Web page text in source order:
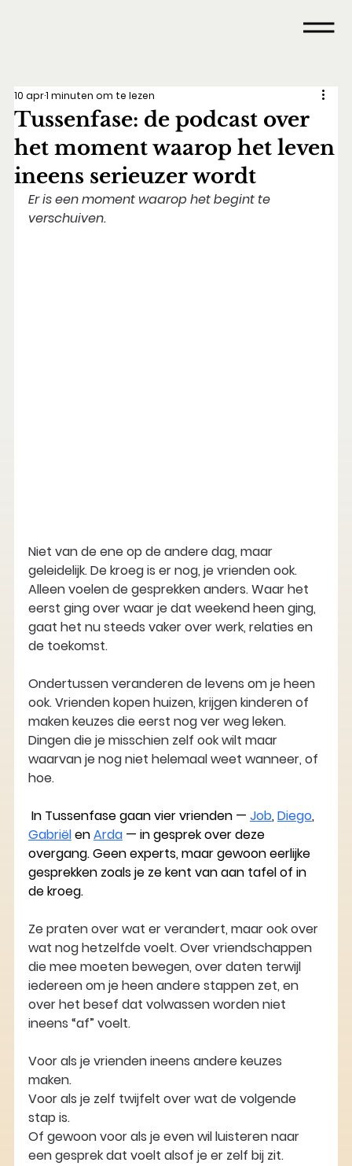
Tussenfase: de podcast over
het moment waarop het leven
ineens serieuzer wordt
10 apr1 minuten om te lezen
Er is een moment waarop het begint te
verschuiven.
Niet van de ene op de andere dag, maar
geleidelijk. De kroeg is er nog, je vrienden ook.
Alleen voelen de gesprekken anders. Waar het
eerst ging over waar je dat weekend heen ging,
gaat het nu steeds vaker over werk, relaties en
de toekomst.
Ondertussen veranderen de levens om je heen
ook. Vrienden kopen huizen, krijgen kinderen of
maken keuzes die eerst nog ver weg leken.
Dingen die je misschien zelf ook wilt maar
waarvan je nog niet helemaal weet wanneer, of
hoe.
In Tussenfase gaan vier vrienden — Job, Diego,
Gabriël en Arda — in gesprek over deze
overgang. Geen experts, maar gewoon eerlijke
gesprekken zoals je ze kent van aan tafel of in
de kroeg.
Ze praten over wat er verandert, maar ook over
wat nog hetzelfde voelt. Over vriendschappen
die mee moeten bewegen, over daten terwijl
iedereen om je heen andere stappen zet, en
over het besef dat volwassen worden niet
ineens “af” voelt.
Voor als je vrienden ineens andere keuzes
maken.
Voor als je zelf twijfelt over wat de volgende
stap is.
Of gewoon voor als je even wil luisteren naar
een gesprek dat voelt alsof je er zelf bij zit.